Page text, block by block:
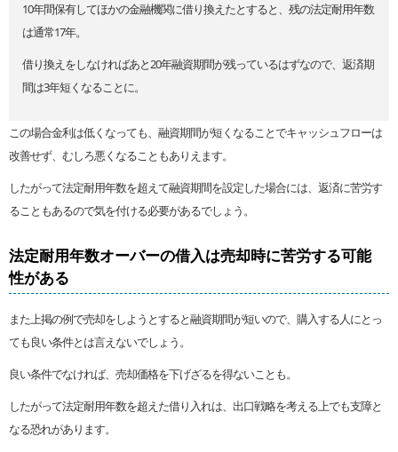
10年間保有してほかの金融機関に借り換えたとすると、残の法定耐用年数
は通常17年。
借り換えをしなければあと20年融資期間が残っているはずなので、返済期
間は3年短くなることに。
この場合金利は低くなっても、融資期間が短くなることでキャッシュフローは
改善せず、むしろ悪くなることもありえます。
したがって法定耐用年数を超えて融資期間を設定した場合には、返済に苦労す
ることもあるので気を付ける必要があるでしょう。
法定耐用年数オーバーの借入は売却時に苦労する可能
性がある
また上掲の例で売却をしようとすると融資期間が短いので、購入する人にとっ
ても良い条件とは言えないでしょう。
良い条件でなければ、売却価格を下げざるを得ないことも。
したがって法定耐用年数を超えた借り入れは、出口戦略を考える上でも支障と
なる恐れがあります。